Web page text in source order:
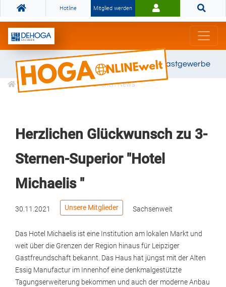
Hotline Mitglied werden
Gemeinsam stark für das Gastgewerbe
Informationen Branchen News
Herzlichen Glückwunsch zu 3-
Sternen-Superior "Hotel
Michaelis "
30.11.2021 Unsere Mitglieder Sachsenweit
Das Hotel Michaelis ist eine Institution am lokalen Markt und
weit über die Grenzen der Region hinaus für Leipziger
Gastfreundschaft bekannt. Das Haus hat jüngst mit der Alten
Essig Manufactur im Innenhof eine denkmalgestützte
Tagungserweiterung bekommen und auch der moderne Anbau